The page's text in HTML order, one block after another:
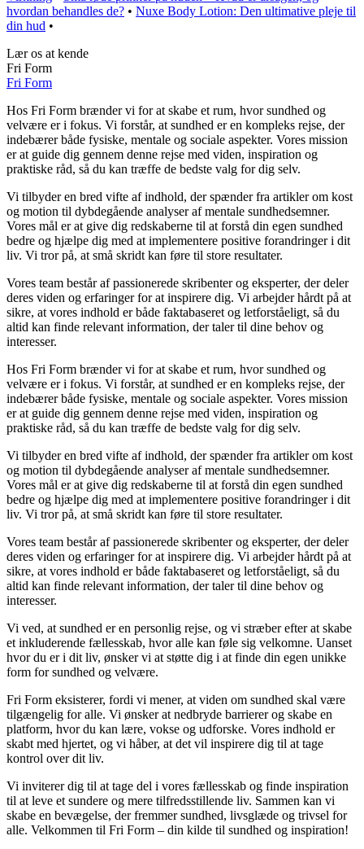
hvordan behandles de? • Nuxe Body Lotion: Den ultimative pleje til
din hud •
Lær os at kende
Fri Form
Fri Form
Hos Fri Form brænder vi for at skabe et rum, hvor sundhed og
velvære er i fokus. Vi forstår, at sundhed er en kompleks rejse, der
indebærer både fysiske, mentale og sociale aspekter. Vores mission
er at guide dig gennem denne rejse med viden, inspiration og
praktiske råd, så du kan træffe de bedste valg for dig selv.
Vi tilbyder en bred vifte af indhold, der spænder fra artikler om kost
og motion til dybdegående analyser af mentale sundhedsemner.
Vores mål er at give dig redskaberne til at forstå din egen sundhed
bedre og hjælpe dig med at implementere positive forandringer i dit
liv. Vi tror på, at små skridt kan føre til store resultater.
Vores team består af passionerede skribenter og eksperter, der deler
deres viden og erfaringer for at inspirere dig. Vi arbejder hårdt på at
sikre, at vores indhold er både faktabaseret og letforståeligt, så du
altid kan finde relevant information, der taler til dine behov og
interesser.
Hos Fri Form brænder vi for at skabe et rum, hvor sundhed og
velvære er i fokus. Vi forstår, at sundhed er en kompleks rejse, der
indebærer både fysiske, mentale og sociale aspekter. Vores mission
er at guide dig gennem denne rejse med viden, inspiration og
praktiske råd, så du kan træffe de bedste valg for dig selv.
Vi tilbyder en bred vifte af indhold, der spænder fra artikler om kost
og motion til dybdegående analyser af mentale sundhedsemner.
Vores mål er at give dig redskaberne til at forstå din egen sundhed
bedre og hjælpe dig med at implementere positive forandringer i dit
liv. Vi tror på, at små skridt kan føre til store resultater.
Vores team består af passionerede skribenter og eksperter, der deler
deres viden og erfaringer for at inspirere dig. Vi arbejder hårdt på at
sikre, at vores indhold er både faktabaseret og letforståeligt, så du
altid kan finde relevant information, der taler til dine behov og
interesser.
Vi ved, at sundhed er en personlig rejse, og vi stræber efter at skabe
et inkluderende fællesskab, hvor alle kan føle sig velkomne. Uanset
hvor du er i dit liv, ønsker vi at støtte dig i at finde din egen unikke
form for sundhed og velvære.
Fri Form eksisterer, fordi vi mener, at viden om sundhed skal være
tilgængelig for alle. Vi ønsker at nedbryde barrierer og skabe en
platform, hvor du kan lære, vokse og udforske. Vores indhold er
skabt med hjertet, og vi håber, at det vil inspirere dig til at tage
kontrol over dit liv.
Vi inviterer dig til at tage del i vores fællesskab og finde inspiration
til at leve et sundere og mere tilfredsstillende liv. Sammen kan vi
skabe en bevægelse, der fremmer sundhed, livsglæde og trivsel for
alle. Velkommen til Fri Form – din kilde til sundhed og inspiration!